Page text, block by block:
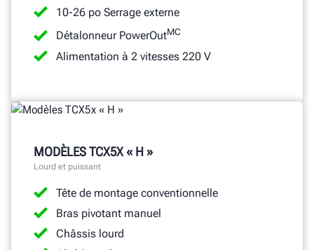
10-26 po Serrage externe
Détalonneur PowerOutMC
Alimentation à 2 vitesses 220 V
MODÈLES TCX5X « H »
Lourd et puissant
Tête de montage conventionnelle
Bras pivotant manuel
Châssis lourd